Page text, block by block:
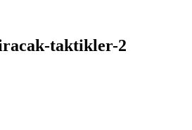
taktikler-2